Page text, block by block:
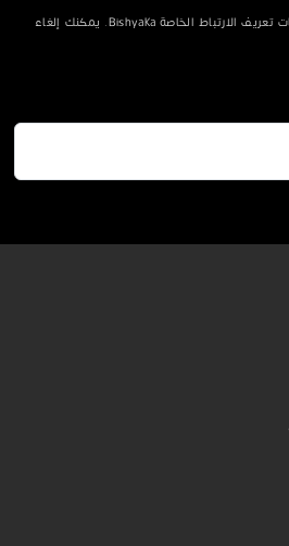
أوافق على سياسة الخصوصية وملفات تعريف الارتباط الخاصة Bishyaka. يمكنك إلغاء